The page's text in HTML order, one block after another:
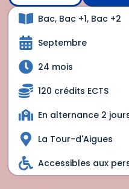
Bac, Bac +1, Bac +2
Septembre
24 mois
120 crédits ECTS
En alternance 2
La Tour-d'Aigues
Accessibles aux